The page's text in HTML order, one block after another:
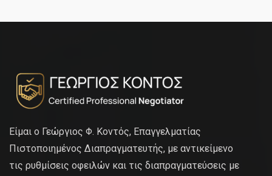
Είμαι ο Γεώργιος Φ. Κοντός, Επαγγελματίας
Πιστοποιημένος Διαπραγματευτής, με αντικείμενο
τις ρυθμίσεις οφειλών και τις διαπραγματεύσεις με